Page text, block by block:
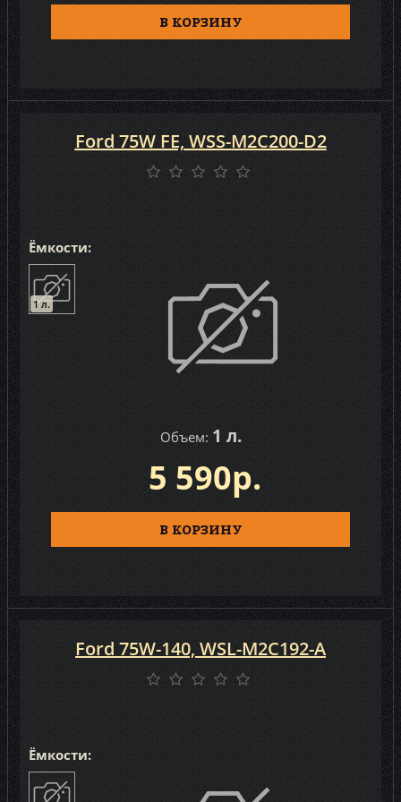
В КОРЗИНУ
Ёмкости:
1 л.
Объем: 1 л.
Ford 75W FE, WSS-M2C200-D2
5 590р.
В КОРЗИНУ
Ёмкости:
Ford 75W-140, WSL-M2C192-A